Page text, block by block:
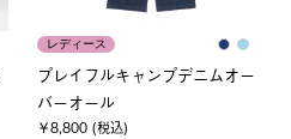
レディース
プレイフルキャンプデニムオー
バーオール
￥8,800 (税込)